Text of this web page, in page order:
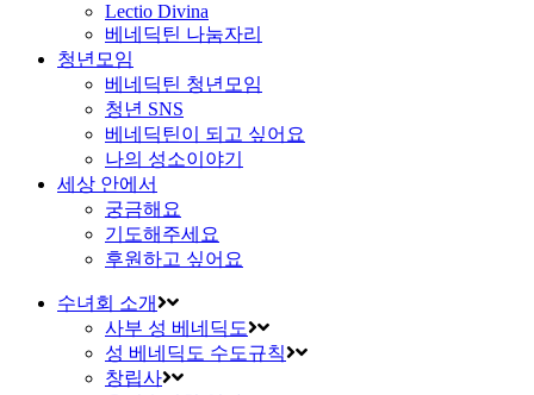
Lectio Divina
베네딕틴 나눔자리
청년모임
베네딕틴 청년모임
청년 SNS
베네딕틴이 되고 싶어요
나의 성소이야기
세상 안에서
궁금해요
기도해주세요
후원하고 싶어요
수녀회 소개
사부 성 베네딕도
성 베네딕도 수도규칙
창립사